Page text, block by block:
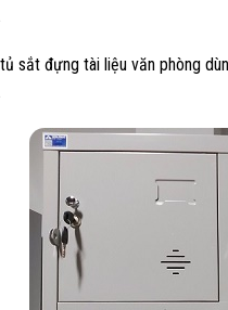
sắt đựng tài liệu văn phòng